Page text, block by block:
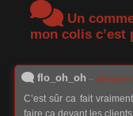
Un
mon colis c’est
flo_oh_oh -- 14
C’est sûr ca fait
faire ca devant les